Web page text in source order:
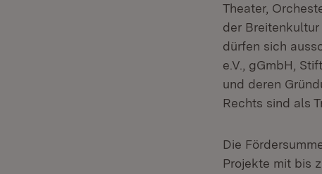
Theater,
der
dürfen sich
e.V., gGmbH,
und deren
Rechts sind als
Die
Projekte mit bis